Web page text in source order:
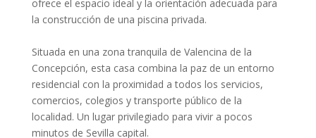
ofrece el espacio ideal y la orientación adecuada para
la construcción de una piscina privada.
Situada en una zona tranquila de Valencina de la
Concepción, esta casa combina la paz de un entorno
residencial con la proximidad a todos los servicios,
comercios, colegios y transporte público de la
localidad. Un lugar privilegiado para vivir a pocos
minutos de Sevilla capital.